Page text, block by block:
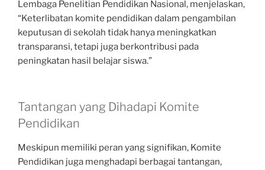
Lembaga Penelitian Pendidikan Nasional, menjelaskan,
“Keterlibatan komite pendidikan dalam pengambilan
keputusan di sekolah tidak hanya meningkatkan
transparansi, tetapi juga berkontribusi pada
peningkatan hasil belajar siswa.”
Tantangan yang Dihadapi Komite
Pendidikan
Meskipun memiliki peran yang signifikan, Komite
Pendidikan juga menghadapi berbagai tantangan,